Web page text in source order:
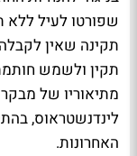
שפורטו לעיל ללא
תקינה שאין
תקין ולשמש
מתיאוריו של
לינדנשטראוס,
האחרונות.